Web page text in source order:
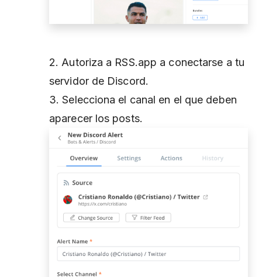
2. Autoriza a RSS.app a conectarse a tu
servidor de Discord.
3. Selecciona el canal en el que deben
aparecer los posts.